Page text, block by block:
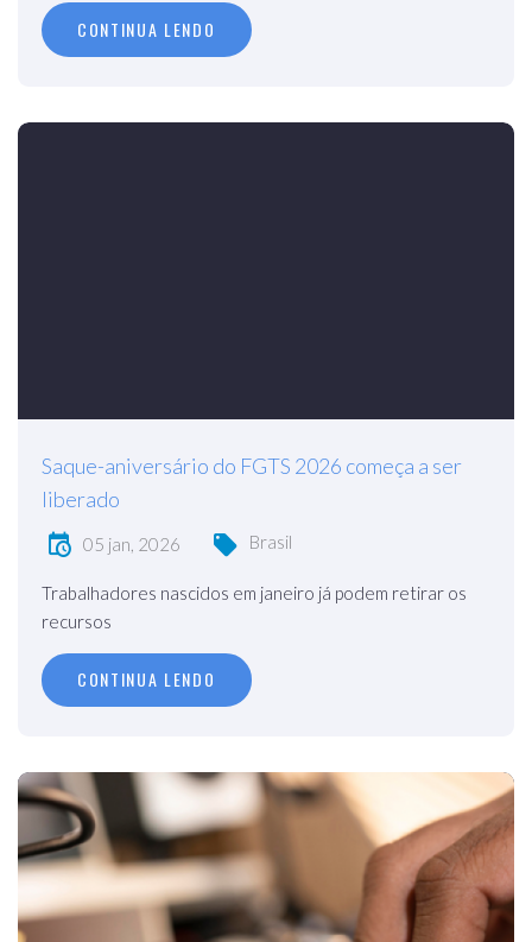
CONTINUA LENDO
Saque-aniversário do FGTS 2026 começa a ser
liberado
05 jan, 2026 Brasil
Trabalhadores nascidos em janeiro já podem retirar os
recursos
CONTINUA LENDO